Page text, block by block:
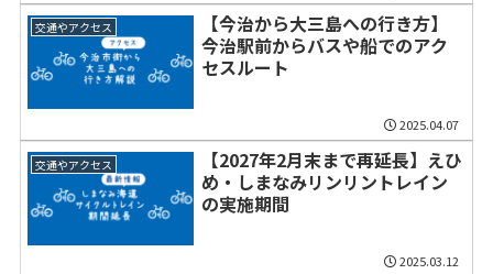
交通やアクセス
【今治から大三島への行き方】
今治駅前からバスや船でのアク
セスルート
2025.04.07
交通やアクセス
【2027年2月末まで再延長】えひ
め・しまなみリンリントレイン
の実施期間
2025.03.12